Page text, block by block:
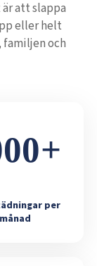
att slappa
eller helt
och
per
månad